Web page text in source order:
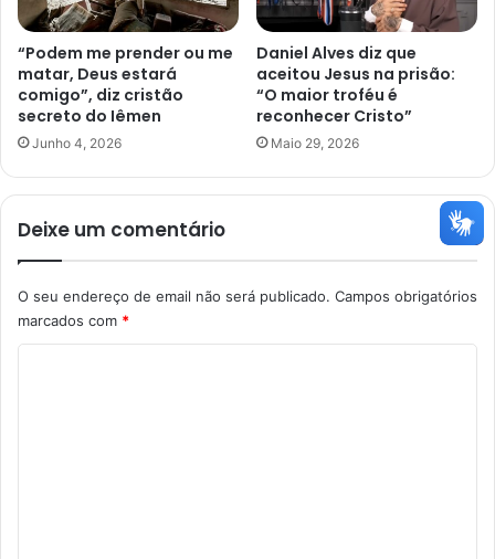
“Podem me prender ou me
matar, Deus estará
comigo”, diz cristão
secreto do Iêmen
Junho 4, 2026
Daniel Alves diz que
aceitou Jesus na prisão:
“O maior troféu é
reconhecer Cristo”
Maio 29, 2026
Deixe um comentário
O seu endereço de email não será publicado. Campos obrigatórios
marcados com *